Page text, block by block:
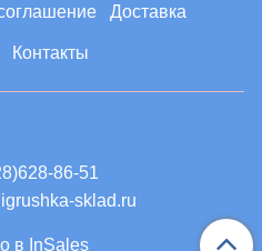
Доставка
Контакты
86-51
sklad.ru
в InSales